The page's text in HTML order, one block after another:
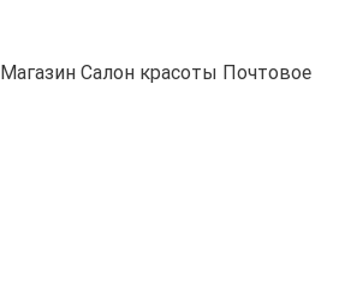
Магазин Салон красоты Почтовое